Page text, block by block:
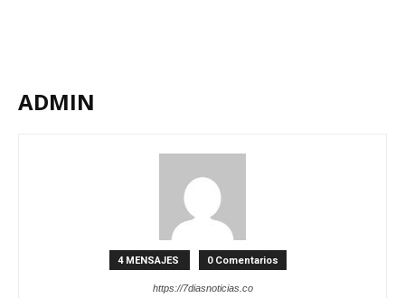
ADMIN
4 MENSAJES 0 Comentarios
https://7diasnoticias.co